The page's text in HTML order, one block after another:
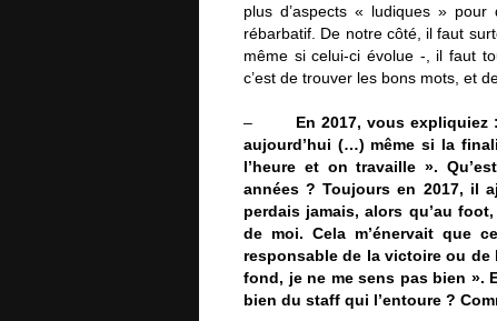
plus d’aspects « ludiques »
rébarbatif. De notre côté, il faut
même si celui-ci évolue -, il faut
c’est de trouver les bons mots, et
– En 2017, vous expliquiez
aujourd’hui (…) même si la
l’heure et on travaille ».
années ? Toujours en 2017, il
perdais jamais, alors qu’au
de moi. Cela m’énervait que
responsable de la victoire ou
fond, je ne me sens pas bien ».
bien du staff qui l’entoure ?